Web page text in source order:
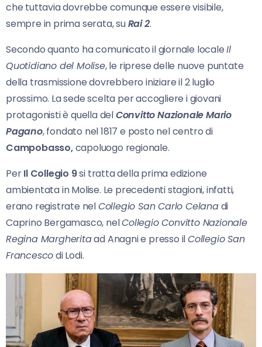
che tuttavia dovrebbe comunque essere visibile,
sempre in prima serata, suRai 2.
Secondo quanto ha comunicato il giornale localeIl
Quotidiano del Molise, le riprese delle nuove puntate
della trasmissione dovrebbero iniziare il 2 luglio
prossimo. La sede scelta per accogliere i giovani
protagonisti è quella delConvitto Nazionale Mario
Pagano, fondato nel 1817 e posto nel centro di
Campobasso,capoluogo regionale.
PerIl Collegio 9si tratta della prima edizione
ambientata in Molise. Le precedenti stagioni, infatti,
erano registrate nelCollegio San Carlo Celanadi
Caprino Bergamasco, nelCollegio Convitto Nazionale
Regina Margheritaad Anagni e presso ilCollegio San
Francescodi Lodi.